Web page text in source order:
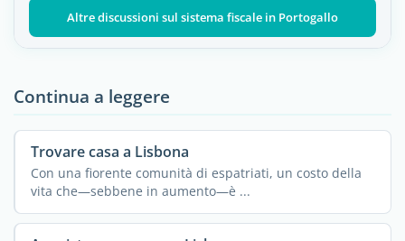
Altre discussioni sul sistema fiscale in Portogallo
Continua a leggere
Trovare casa a Lisbona
Con una fiorente comunità di espatriati, un costo della
vita che—sebbene in aumento—è ...